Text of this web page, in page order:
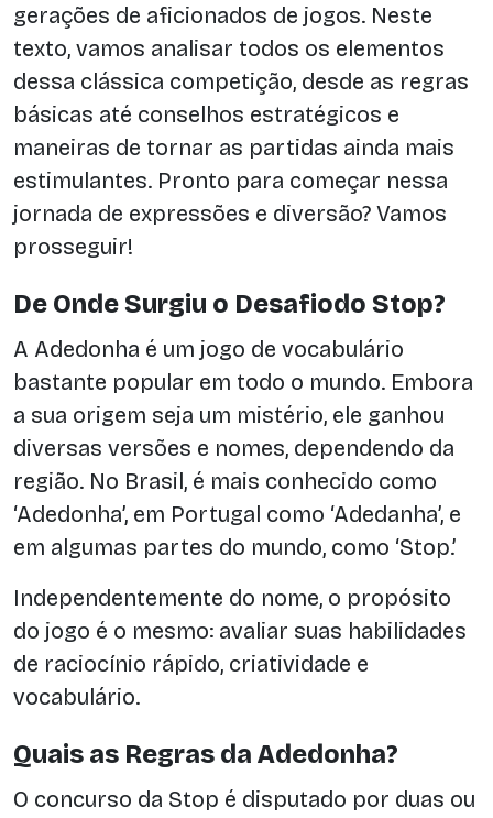
gerações de aficionados de jogos. Neste
texto, vamos analisar todos os elementos
dessa clássica competição, desde as regras
básicas até conselhos estratégicos e
maneiras de tornar as partidas ainda mais
estimulantes. Pronto para começar nessa
jornada de expressões e diversão? Vamos
prosseguir!
De Onde Surgiu o Desafiodo Stop?
A Adedonha é um jogo de vocabulário
bastante popular em todo o mundo. Embora
a sua origem seja um mistério, ele ganhou
diversas versões e nomes, dependendo da
região. No Brasil, é mais conhecido como
‘Adedonha’, em Portugal como ‘Adedanha’, e
em algumas partes do mundo, como ‘Stop.’
Independentemente do nome, o propósito
do jogo é o mesmo: avaliar suas habilidades
de raciocínio rápido, criatividade e
vocabulário.
Quais as Regras da Adedonha?
O concurso da Stop é disputado por duas ou